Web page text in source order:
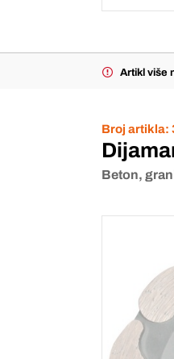
Artikl više
Broj artikla:
Beton,